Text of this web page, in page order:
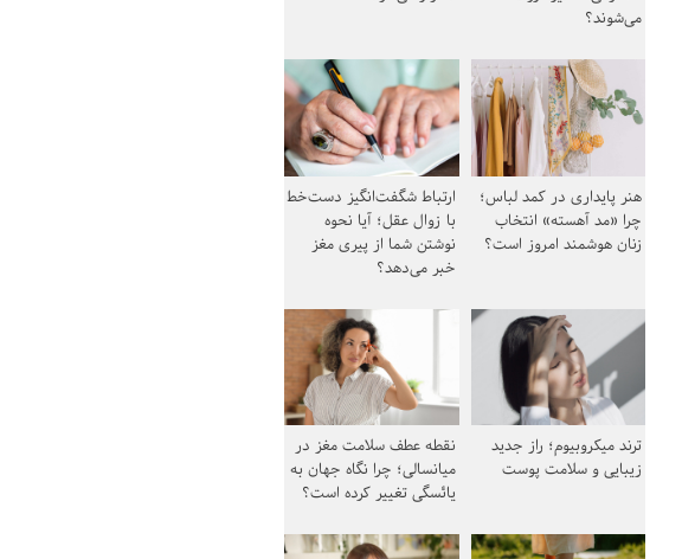
می‌شوند؟
هنر پایداری در کمد لباس؛
چرا «مد آهسته» انتخاب
زنان هوشمند امروز است؟
ارتباط شگفت‌انگیز دست‌خط
با زوال عقل؛ آیا نحوه
نوشتن شما از پیری مغز
خبر می‌دهد؟
ترند میکروبیوم؛ راز جدید
زیبایی و سلامت پوست
نقطه عطف سلامت مغز در
میانسالی؛ چرا نگاه جهان به
یائسگی تغییر کرده است؟